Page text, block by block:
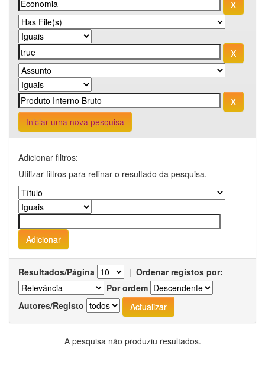
Iniciar uma nova pesquisa
Adicionar filtros:
Utilizar filtros para refinar o resultado da pesquisa.
Resultados/Página | Ordenar registos por:
Por ordem
Autores/Registo
A pesquisa não produziu resultados.